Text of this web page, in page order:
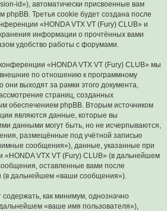
id»), автоматически присвоенные вам
Третья cookie будет создана после
«HONDA VTX VT (Fury) CLUB» и
информации о прочтённых вами
удобство работы с форумами.
«HONDA VTX VT (Fury) CLUB» мы
по отношению к программному
выходят за рамки этого документа,
страниц, созданных
обеспечением phpBB. Вторым источником
являются данные, которые вы
данными могут быть, но не исчерпываются,
размещённые под учётной записью
сообщения»), данные, указанные при
«HONDA VTX VT (Fury) CLUB» (в дальнейшем
оставленные вами после
(в дальнейшем «ваши сообщения»).
как минимум, однозначно
«ваше имя пользователя»),